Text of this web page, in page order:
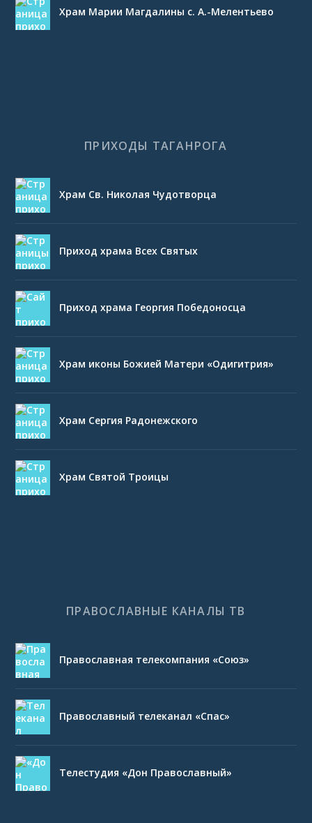
Храм Марии Магдалины с. А.-Мелентьево
ПРИХОДЫ ТАГАНРОГА
Храм Св. Николая Чудотворца
Приход храма Всех Святых
Приход храма Георгия Победоносца
Храм иконы Божией Матери «Одигитрия»
Храм Сергия Радонежского
Храм Святой Троицы
ПРАВОСЛАВНЫЕ КАНАЛЫ ТВ
Православная телекомпания «Союз»
Православный телеканал «Спас»
Телестудия «Дон Православный»